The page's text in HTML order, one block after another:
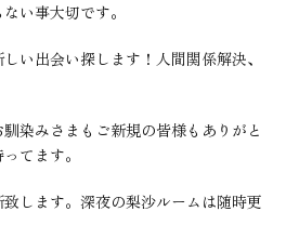
い事大切です。
い出会い探します！人間関係解決、
染みさまもご新規の皆様もありがと
てます。
します。深夜の梨沙ルームは随時更